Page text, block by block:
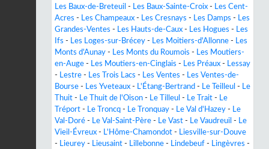
Les Baux-de-Breteuil - Les Baux-Sainte-Croix - Les Cent-
Acres - Les Champeaux - Les Cresnays - Les Damps - Les
Grandes-Ventes - Les Hauts-de-Caux - Les Hogues - Les
Ifs - Les Loges-sur-Brécey - Les Moitiers-d'Allonne - Les
Monts d'Aunay - Les Monts du Roumois - Les Moutiers-
en-Auge - Les Moutiers-en-Cinglais - Les Préaux - Lessay
- Lestre - Les Trois Lacs - Les Ventes - Les Ventes-de-
Bourse - Les Yveteaux - L'Étang-Bertrand - Le Teilleul - Le
Thuit - Le Thuit de l'Oison - Le Tilleul - Le Trait - Le
Tréport - Le Troncq - Le Tronquay - Le Val d'Hazey - Le
Val-Doré - Le Val-Saint-Père - Le Vast - Le Vaudreuil - Le
Vieil-Évreux - L'Hôme-Chamondot - Liesville-sur-Douve
- Lieurey - Lieusaint - Lillebonne - Lindebeuf - Lingèvres -